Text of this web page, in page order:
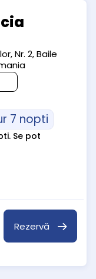
Nr. 2, Baile
7 nopti
Se pot
Rezervă